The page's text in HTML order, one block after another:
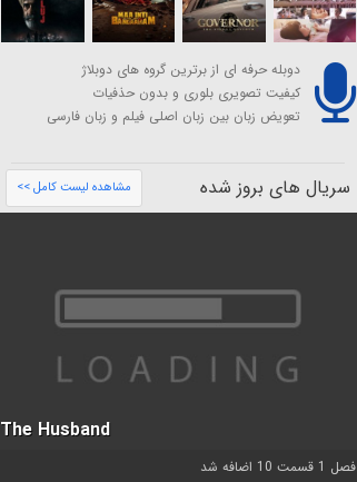
دوبله حرفه ای از برترین گروه های دوبلاژ
کیفیت تصویری بلوری و بدون حذفیات
تعویض زبان بین زبان اصلی فیلم و زبان فارسی
سریال های بروز شده مشاهده لیست کامل >>
The Husband
فصل 1 قسمت 10 اضافه شد